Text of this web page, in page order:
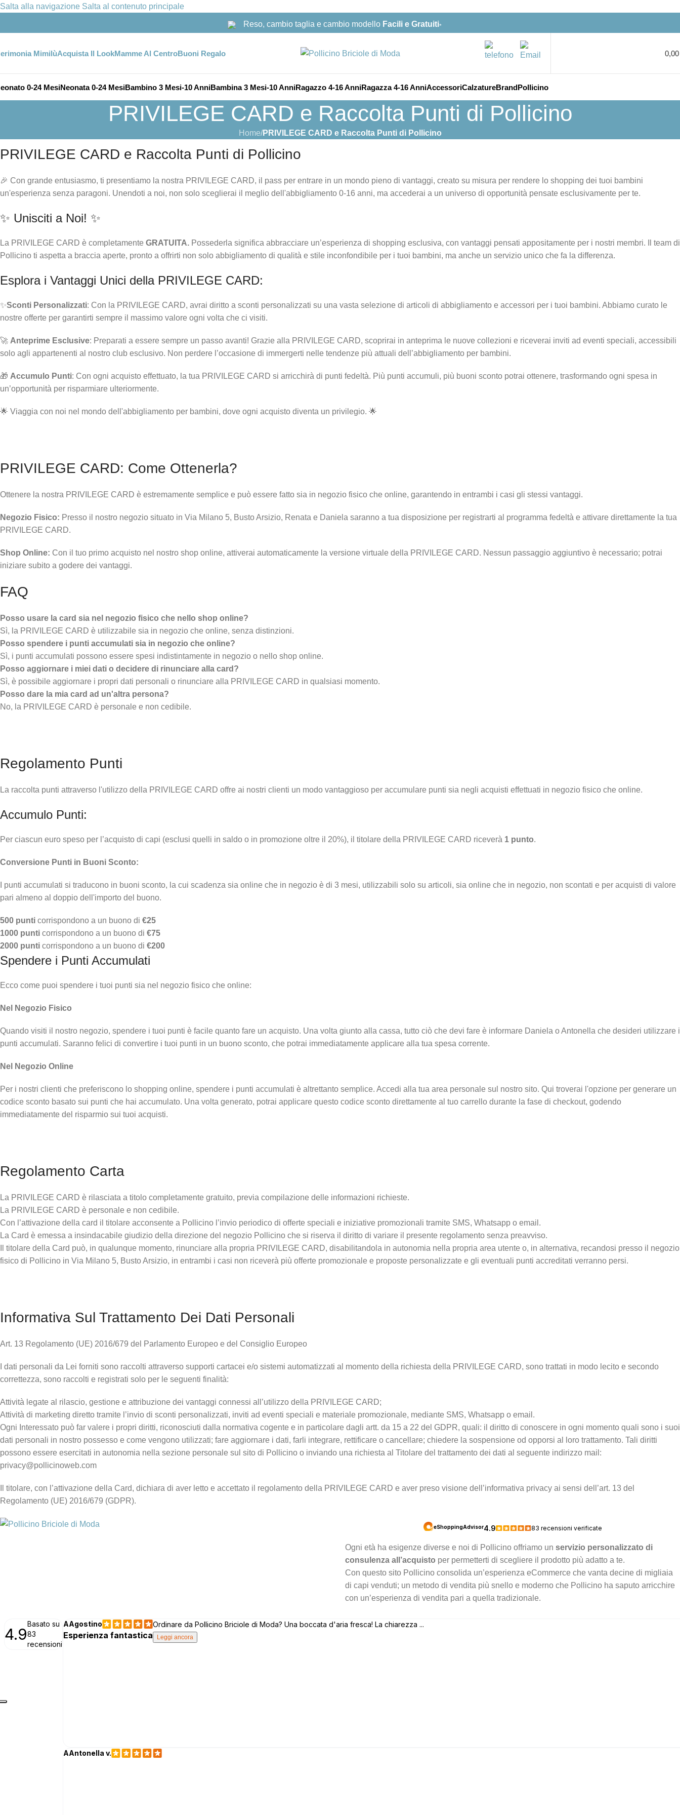
Salta alla navigazione Salta al contenuto principale
Reso, cambio taglia e cambio modello Facili e Gratuiti*
MimilùAcquista Il LookMamme Al CentroBuoni Regalo
0-24 MesiNeonata 0-24 MesiBambino 3 Mesi-10 AnniBambina 3 Mesi-10 AnniRagazzo 4-16 AnniRagazza 4-16 AnniAccessoriCalzatureBrandPollicino
PRIVILEGE CARD e Raccolta Punti di Pollicino
Home/PRIVILEGE CARD e Raccolta Punti di Pollicino
PRIVILEGE CARD e Raccolta Punti di Pollicino
🎉 Con grande entusiasmo, ti presentiamo la nostra PRIVILEGE CARD, il pass per entrare in un mondo pieno di vantaggi, creato su misura per rendere lo shopping dei tuoi bambini
un'esperienza senza paragoni. Unendoti a noi, non solo sceglierai il meglio dell'abbigliamento 0-16 anni, ma accederai a un universo di opportunità pensate esclusivamente per te.
✨ Unisciti a Noi! ✨
La PRIVILEGE CARD è completamente GRATUITA. Possederla significa abbracciare un’esperienza di shopping esclusiva, con vantaggi pensati appositamente per i nostri membri. Il team di
Pollicino ti aspetta a braccia aperte, pronto a offrirti non solo abbigliamento di qualità e stile inconfondibile per i tuoi bambini, ma anche un servizio unico che fa la differenza.
Esplora i Vantaggi Unici della PRIVILEGE CARD:
✨Sconti Personalizzati: Con la PRIVILEGE CARD, avrai diritto a sconti personalizzati su una vasta selezione di articoli di abbigliamento e accessori per i tuoi bambini. Abbiamo curato le
nostre offerte per garantirti sempre il massimo valore ogni volta che ci visiti.
🚀 Anteprime Esclusive: Preparati a essere sempre un passo avanti! Grazie alla PRIVILEGE CARD, scoprirai in anteprima le nuove collezioni e riceverai inviti ad eventi speciali, accessibili
solo agli appartenenti al nostro club esclusivo. Non perdere l’occasione di immergerti nelle tendenze più attuali dell’abbigliamento per bambini.
🎁 Accumulo Punti: Con ogni acquisto effettuato, la tua PRIVILEGE CARD si arricchirà di punti fedeltà. Più punti accumuli, più buoni sconto potrai ottenere, trasformando ogni spesa in
un’opportunità per risparmiare ulteriormente.
🌟 Viaggia con noi nel mondo dell'abbigliamento per bambini, dove ogni acquisto diventa un privilegio. 🌟
PRIVILEGE CARD: Come Ottenerla?
Ottenere la nostra PRIVILEGE CARD è estremamente semplice e può essere fatto sia in negozio fisico che online, garantendo in entrambi i casi gli stessi vantaggi.
Negozio Fisico: Presso il nostro negozio situato in Via Milano 5, Busto Arsizio, Renata e Daniela saranno a tua disposizione per registrarti al programma fedeltà e attivare direttamente la tua
PRIVILEGE CARD.
Shop Online: Con il tuo primo acquisto nel nostro shop online, attiverai automaticamente la versione virtuale della PRIVILEGE CARD. Nessun passaggio aggiuntivo è necessario; potrai
iniziare subito a godere dei vantaggi.
FAQ
Posso usare la card sia nel negozio fisico che nello shop online?
Sì, la PRIVILEGE CARD è utilizzabile sia in negozio che online, senza distinzioni.
Posso spendere i punti accumulati sia in negozio che online?
Sì, i punti accumulati possono essere spesi indistintamente in negozio o nello shop online.
Posso aggiornare i miei dati o decidere di rinunciare alla card?
Sì, è possibile aggiornare i propri dati personali o rinunciare alla PRIVILEGE CARD in qualsiasi momento.
Posso dare la mia card ad un'altra persona?
No, la PRIVILEGE CARD è personale e non cedibile.
Regolamento Punti
La raccolta punti attraverso l'utilizzo della PRIVILEGE CARD offre ai nostri clienti un modo vantaggioso per accumulare punti sia negli acquisti effettuati in negozio fisico che online.
Accumulo Punti:
Per ciascun euro speso per l’acquisto di capi (esclusi quelli in saldo o in promozione oltre il 20%), il titolare della PRIVILEGE CARD riceverà 1 punto.
Conversione Punti in Buoni Sconto:
I punti accumulati si traducono in buoni sconto, la cui scadenza sia online che in negozio è di 3 mesi, utilizzabili solo su articoli, sia online che in negozio, non scontati e per acquisti di valore
pari almeno al doppio dell'importo del buono.
500 punti corrispondono a un buono di €25
1000 punti corrispondono a un buono di €75
2000 punti corrispondono a un buono di €200
Spendere i Punti Accumulati
Ecco come puoi spendere i tuoi punti sia nel negozio fisico che online:
Nel Negozio Fisico
Quando visiti il nostro negozio, spendere i tuoi punti è facile quanto fare un acquisto. Una volta giunto alla cassa, tutto ciò che devi fare è informare Daniela o Antonella che desideri utilizzare i
punti accumulati. Saranno felici di convertire i tuoi punti in un buono sconto, che potrai immediatamente applicare alla tua spesa corrente.
Nel Negozio Online
Per i nostri clienti che preferiscono lo shopping online, spendere i punti accumulati è altrettanto semplice. Accedi alla tua area personale sul nostro sito. Qui troverai l'opzione per generare un
codice sconto basato sui punti che hai accumulato. Una volta generato, potrai applicare questo codice sconto direttamente al tuo carrello durante la fase di checkout, godendo
immediatamente del risparmio sui tuoi acquisti.
Regolamento Carta
La PRIVILEGE CARD è rilasciata a titolo completamente gratuito, previa compilazione delle informazioni richieste.
La PRIVILEGE CARD è personale e non cedibile.
Con l’attivazione della card il titolare acconsente a Pollicino l’invio periodico di offerte speciali e iniziative promozionali tramite SMS, Whatsapp o email.
La Card è emessa a insindacabile giudizio della direzione del negozio Pollicino che si riserva il diritto di variare il presente regolamento senza preavviso.
Il titolare della Card può, in qualunque momento, rinunciare alla propria PRIVILEGE CARD, disabilitandola in autonomia nella propria area utente o, in alternativa, recandosi presso il negozio
fisico di Pollicino in Via Milano 5, Busto Arsizio, in entrambi i casi non riceverà più offerte promozionale e proposte personalizzate e gli eventuali punti accreditati verranno persi.
Informativa Sul Trattamento Dei Dati Personali
Art. 13 Regolamento (UE) 2016/679 del Parlamento Europeo e del Consiglio Europeo
I dati personali da Lei forniti sono raccolti attraverso supporti cartacei e/o sistemi automatizzati al momento della richiesta della PRIVILEGE CARD, sono trattati in modo lecito e secondo
correttezza, sono raccolti e registrati solo per le seguenti finalità:
Attività legate al rilascio, gestione e attribuzione dei vantaggi connessi all’utilizzo della PRIVILEGE CARD;
Attività di marketing diretto tramite l’invio di sconti personalizzati, inviti ad eventi speciali e materiale promozionale, mediante SMS, Whatsapp o email.
Ogni Interessato può far valere i propri diritti, riconosciuti dalla normativa cogente e in particolare dagli artt. da 15 a 22 del GDPR, quali: il diritto di conoscere in ogni momento quali sono i suoi
dati personali in nostro possesso e come vengono utilizzati; fare aggiornare i dati, farli integrare, rettificare o cancellare; chiedere la sospensione od opporsi al loro trattamento. Tali diritti
possono essere esercitati in autonomia nella sezione personale sul sito di Pollicino o inviando una richiesta al Titolare del trattamento dei dati al seguente indirizzo mail:
privacy@pollicinoweb.com
Il titolare, con l’attivazione della Card, dichiara di aver letto e accettato il regolamento della PRIVILEGE CARD e aver preso visione dell’informativa privacy ai sensi dell’art. 13 del
Regolamento (UE) 2016/679 (GDPR).
Ogni età ha esigenze diverse e noi di Pollicino offriamo un servizio personalizzato di
consulenza all’acquisto per permetterti di scegliere il prodotto più adatto a te.
Con questo sito Pollicino consolida un’esperienza eCommerce che vanta decine di migliaia
di capi venduti; un metodo di vendita più snello e moderno che Pollicino ha saputo arricchire
con un’esperienza di vendita pari a quella tradizionale.